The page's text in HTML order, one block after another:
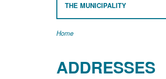
THE MUNICIPALITY
Home
ADDRESSES